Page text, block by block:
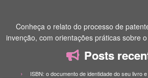
Conheça o relato do processo de
invenção, com orientações práticas sobre
Posts
ISBN: o documento de identidade do seu livro